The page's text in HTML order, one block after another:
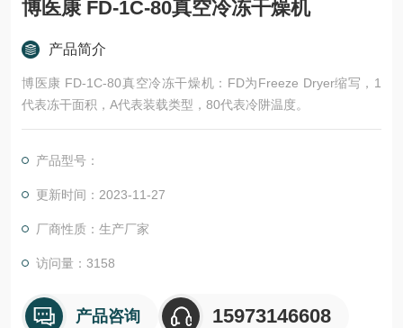
博医康 FD-1C-80真空冷冻干燥机
产品简介
博医康 FD-1C-80真空冷冻干燥机：FD为Freeze Dryer缩写，1
代表冻干面积，A代表装载类型，80代表冷阱温度。
产品型号：
更新时间：2023-11-27
厂商性质：生产厂家
访问量：3158
产品咨询 15973146608